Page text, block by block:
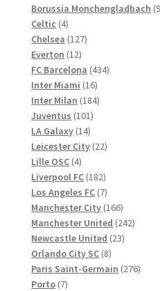
Borussia Monchengladbach
Celtic 44
Produkte
Chelsea 127127
Everton 1212
Produkte
FC Barcelona 434434
Inter Miami 1616
Produkte
Inter Milan 184184
Juventus 101101
LA Galaxy 1414
Produkte
Leicester City 2222
Lille OSC 44
Produkte
Liverpool FC 182182
Produkte
Los Angeles FC 77
Produkte
Manchester City 166166
Produkte
Manchester United 242242
Newcastle United 2323
Orlando City SC 88
Produkte
Paris Saint-Germain 276276
Porto 77